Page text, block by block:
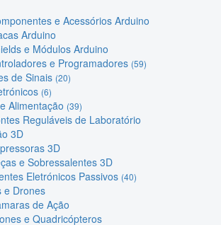
e Acessórios Arduino
Arduino
e Módulos Arduino
e Programadores (59)
de Sinais (20)
(6)
Alimentação (39)
Reguláveis de Laboratório
3D
3D
e Sobressalentes 3D
Eletrónicos Passivos (40)
e Drones
de Ação
e Quadricópteros